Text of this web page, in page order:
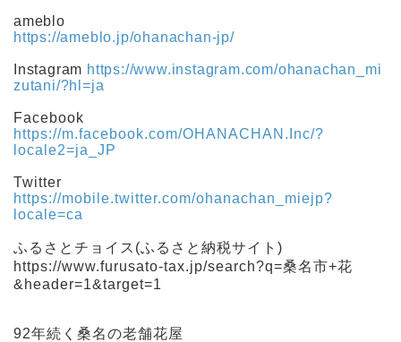
ameblo
https://ameblo.jp/ohanachan-jp/
Instagram https://www.instagram.com/ohanachan_mi
zutani/?hl=ja
Facebook
https://m.facebook.com/OHANACHAN.Inc/?
locale2=ja_JP
Twitter
https://mobile.twitter.com/ohanachan_miejp?
locale=ca
ふるさとチョイス(ふるさと納税サイト)
https://www.furusato-tax.jp/search?q=桑名市+花
&header=1&target=1
92年続く桑名の老舗花屋